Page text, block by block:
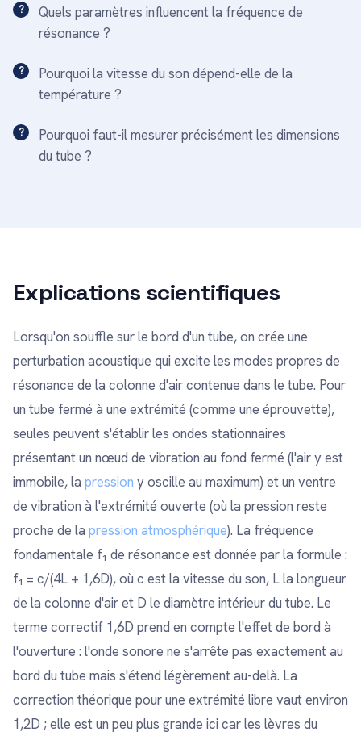
Quels paramètres influencent la fréquence de
résonance ?
Pourquoi la vitesse du son dépend-elle de la
température ?
Pourquoi faut-il mesurer précisément les dimensions
du tube ?
Explications scientifiques
Lorsqu'on souffle sur le bord d'un tube, on crée une
perturbation acoustique qui excite les modes propres de
résonance de la colonne d'air contenue dans le tube. Pour
un tube fermé à une extrémité (comme une éprouvette),
seules peuvent s'établir les ondes stationnaires
présentant un nœud de vibration au fond fermé (l'air y est
immobile, la pression y oscille au maximum) et un ventre
de vibration à l'extrémité ouverte (où la pression reste
proche de la pression atmosphérique). La fréquence
fondamentale f₁ de résonance est donnée par la formule :
f₁ = c/(4L + 1,6D), où c est la vitesse du son, L la longueur
de la colonne d'air et D le diamètre intérieur du tube. Le
terme correctif 1,6D prend en compte l'effet de bord à
l'ouverture : l'onde sonore ne s'arrête pas exactement au
bord du tube mais s'étend légèrement au-delà. La
correction théorique pour une extrémité libre vaut environ
1,2D ; elle est un peu plus grande ici car les lèvres du